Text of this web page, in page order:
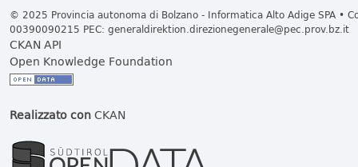
© 2025 Provincia autonoma di Bolzano - Informatica Alto Adige SPA •
00390090215 PEC: generaldirektion.direzionegenerale@pec.prov.bz.it
CKAN API
Open Knowledge Foundation
Realizzato conCKAN